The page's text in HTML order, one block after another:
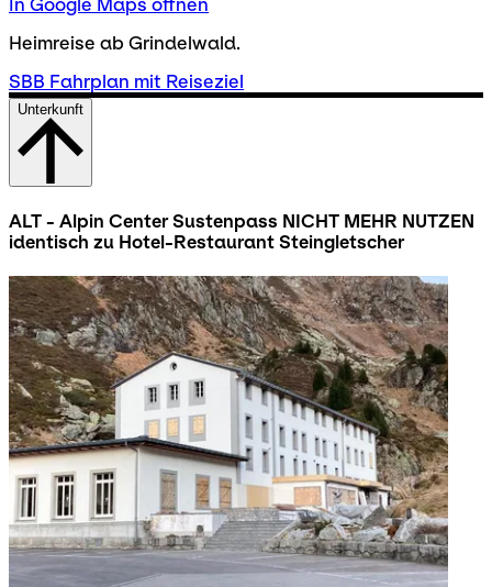
In Google Maps öffnen
Heimreise ab Grindelwald.
SBB Fahrplan mit Reiseziel
Unterkunft
ALT - Alpin Center Sustenpass NICHT MEHR NUTZEN
identisch zu Hotel-Restaurant Steingletscher